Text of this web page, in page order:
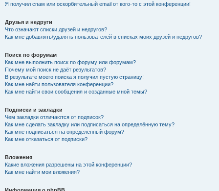
Я получил спам или оскорбительный email от кого-то с этой конференции!
Друзья и недруги
Что означают списки друзей и недругов?
Как мне добавлять/удалять пользователей в списках моих друзей и недругов?
Поиск по форумам
Как мне выполнить поиск по форуму или форумам?
Почему мой поиск не даёт результатов?
В результате моего поиска я получил пустую страницу!
Как мне найти пользователя конференции?
Как мне найти свои сообщения и созданные мной темы?
Подписки и закладки
Чем закладки отличаются от подписок?
Как мне сделать закладку или подписаться на определённую тему?
Как мне подписаться на определённый форум?
Как мне отказаться от подписки?
Вложения
Какие вложения разрешены на этой конференции?
Как мне найти мои вложения?